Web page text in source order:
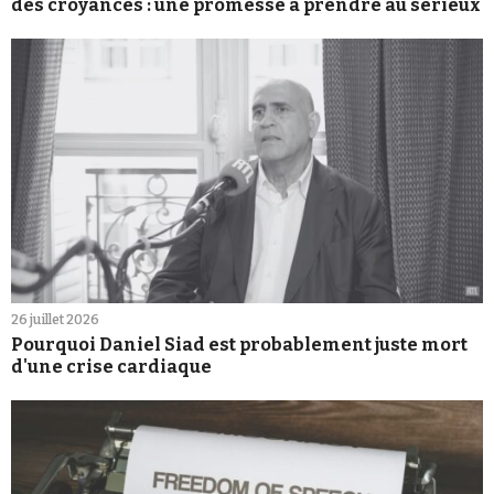
des croyances : une promesse à prendre au sérieux
26 juillet 2026
Pourquoi Daniel Siad est probablement juste mort
d'une crise cardiaque